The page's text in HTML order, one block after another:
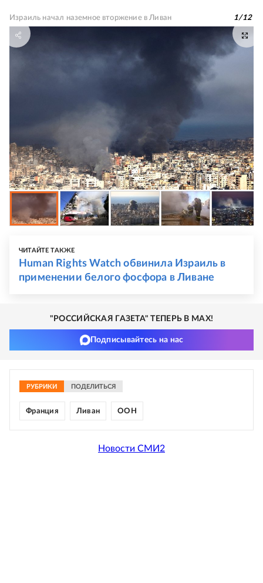
Израиль начал наземное вторжение в Ливан 1/12
ЧИТАЙТЕ ТАКЖЕ
Human Rights Watch обвинила Израиль в
применении белого фосфора в Ливане
"РОССИЙСКАЯ ГАЗЕТА" ТЕПЕРЬ В MAX!
Подписывайтесь на нас
РУБРИКИ ПОДЕЛИТЬСЯ
Франция Ливан ООН
Новости СМИ2